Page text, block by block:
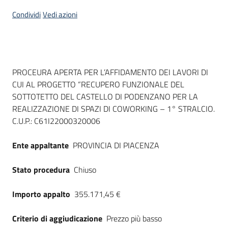
CondividiVedi azioni
Dati del bando
PROCEURA APERTA PER L’AFFIDAMENTO DEI LAVORI DI
CUI AL PROGETTO “RECUPERO FUNZIONALE DEL
SOTTOTETTO DEL CASTELLO DI PODENZANO PER LA
REALIZZAZIONE DI SPAZI DI COWORKING – 1° STRALCIO.
C.U.P.: C61I22000320006
Ente appaltante PROVINCIA DI PIACENZA
Stato procedura Chiuso
Importo appalto 355.171,45 €
Criterio di aggiudicazione Prezzo più basso